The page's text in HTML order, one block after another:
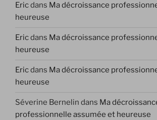
Ericdans Ma décroissance
heureuse
Ericdans Ma décroissance
heureuse
Ericdans Ma décroissance
heureuse
Séverine Bernelin dans Ma
professionnelle assumée et heureuse